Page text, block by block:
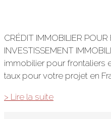
CRÉDIT IMMOBILIER
INVESTISSEMENT
immobilier pour frontaliers
taux pour votre projet en
Crédit
> Lire la suite